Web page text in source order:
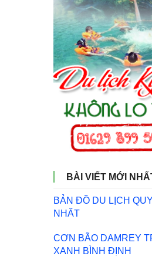
BÀI VIẾT MỚI
BẢN ĐỒ DU LỊCH
NHẤT
CƠN BÃO DAMREY
XANH BÌNH ĐỊNH